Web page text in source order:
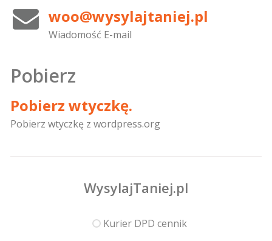
woo@wysylajtaniej.pl
Wiadomość E-mail
Pobierz
Pobierz wtyczkę.
Pobierz wtyczkę z wordpress.org
WysylajTaniej.pl
Kurier DPD cennik